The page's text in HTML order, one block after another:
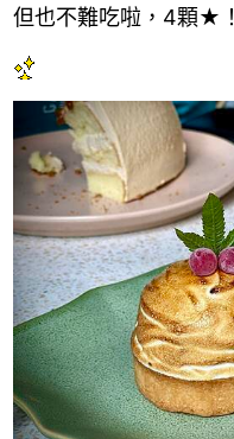
但也不難吃啦，4顆★！